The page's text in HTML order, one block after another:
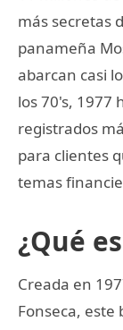
más secretas
panameña
abarcan casi
los 70's, 1977
registrados
para clientes
temas
¿Qué
Creada en
Fonseca, este